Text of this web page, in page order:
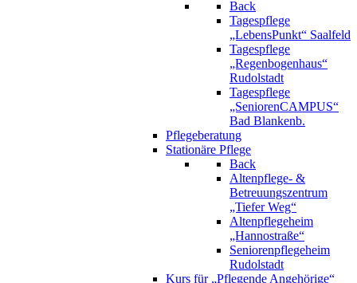
Back
Tagespflege
„LebensPunkt“ Saalfeld
Tagespflege
„Regenbogenhaus“
Rudolstadt
Tagespflege
„SeniorenCAMPUS“
Bad Blankenb.
Pflegeberatung
Stationäre Pflege
Back
Altenpflege- &
Betreuungszentrum
„Tiefer Weg“
Altenpflegeheim
„Hannostraße“
Seniorenpflegeheim
Rudolstadt
Kurs für „Pflegende Angehörige“